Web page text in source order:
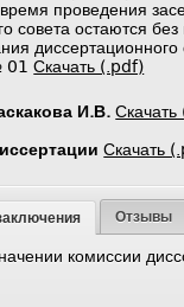
проведения
совета остаются без
диссертационного
01Скачать (.pdf)
И.В.
Скачать
Отзывы
комиссии